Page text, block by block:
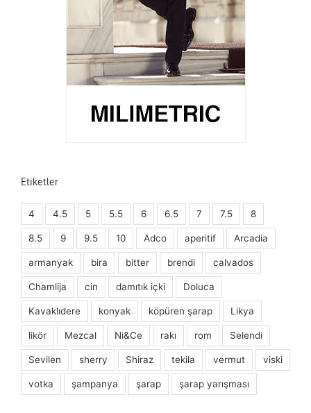
Etiketler
4 4.5 5 5.5 6 6.5 7 7.5 8
8.5 9 9.5 10 Adco aperitif Arcadia
armanyak bira bitter brendi calvados
Chamlija cin damıtık içki Doluca
Kavaklıdere konyak köpüren şarap Likya
likör Mezcal Ni&Ce rakı rom Selendi
Sevilen sherry Shiraz tekila vermut viski
votka şampanya şarap şarap yarışması